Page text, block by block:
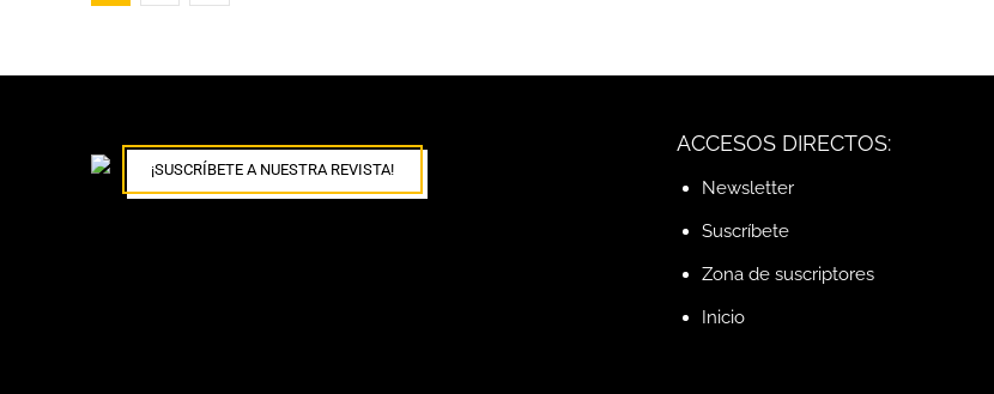
¡SUSCRÍBETE A NUESTRA REVISTA!
ACCESOS DIRECTOS:
Newsletter
Suscríbete
Zona de suscriptores
Inicio